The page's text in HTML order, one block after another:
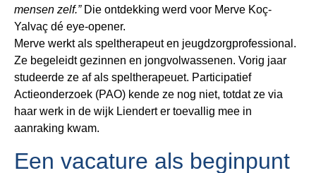
mensen zelf.”Die ontdekking werd voor Merve Koç-
Yalvaç dé eye-opener.
Merve werkt als speltherapeut en jeugdzorgprofessional.
Ze begeleidt gezinnen en jongvolwassenen. Vorig jaar
studeerde ze af als speltherapeuet. Participatief
Actieonderzoek (PAO) kende ze nog niet, totdat ze via
haar werk in de wijk Liendert er toevallig mee in
aanraking kwam.
Een vacature als beginpunt